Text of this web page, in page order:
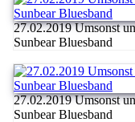
27.02.2019 Umsonst
Sunbear Bluesband
27.02.2019 Umsonst
Sunbear Bluesband